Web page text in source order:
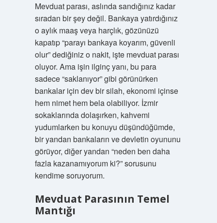
Mevduat parası, aslında sandığınız kadar
sıradan bir şey değil. Bankaya yatırdığınız
o aylık maaş veya harçlık, gözünüzü
kapatıp “parayı bankaya koyarım, güvenli
olur” dediğiniz o nakit, işte mevduat parası
oluyor. Ama işin ilginç yanı, bu para
sadece “saklanıyor” gibi görünürken
bankalar için dev bir silah, ekonomi içinse
hem nimet hem bela olabiliyor. İzmir
sokaklarında dolaşırken, kahvemi
yudumlarken bu konuyu düşündüğümde,
bir yandan bankaların ve devletin oyununu
görüyor, diğer yandan “neden ben daha
fazla kazanamıyorum ki?” sorusunu
kendime soruyorum.
Mevduat Parasının Temel
Mantığı